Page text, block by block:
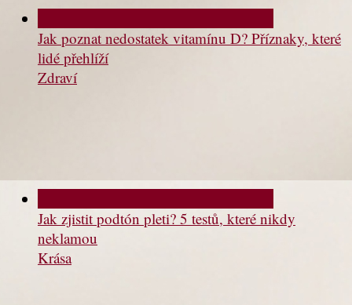
Jak poznat nedostatek vitamínu D? Příznaky, které
lidé přehlíží
Zdraví
Jak zjistit podtón pleti? 5 testů, které nikdy
neklamou
Krása